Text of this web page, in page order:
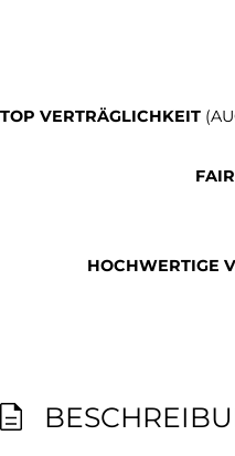
TOP VERTRÄGLICHKEIT
HOCHWERTIGE